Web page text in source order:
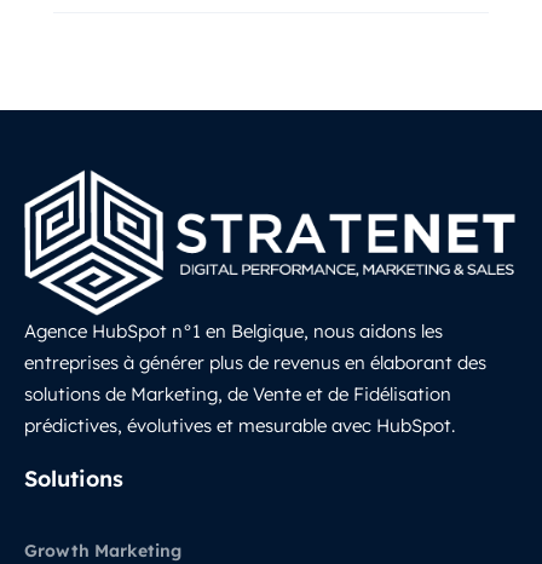
Agence HubSpot n°1 en Belgique, nous aidons les
entreprises à générer plus de revenus en élaborant des
solutions de Marketing, de Vente et de Fidélisation
prédictives, évolutives et mesurable avec HubSpot.
Solutions
Growth Marketing